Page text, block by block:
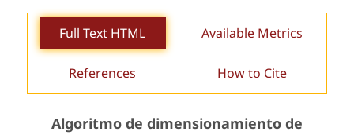
Full Text HTML Available Metrics
References How to Cite
Algoritmo de dimensionamiento de